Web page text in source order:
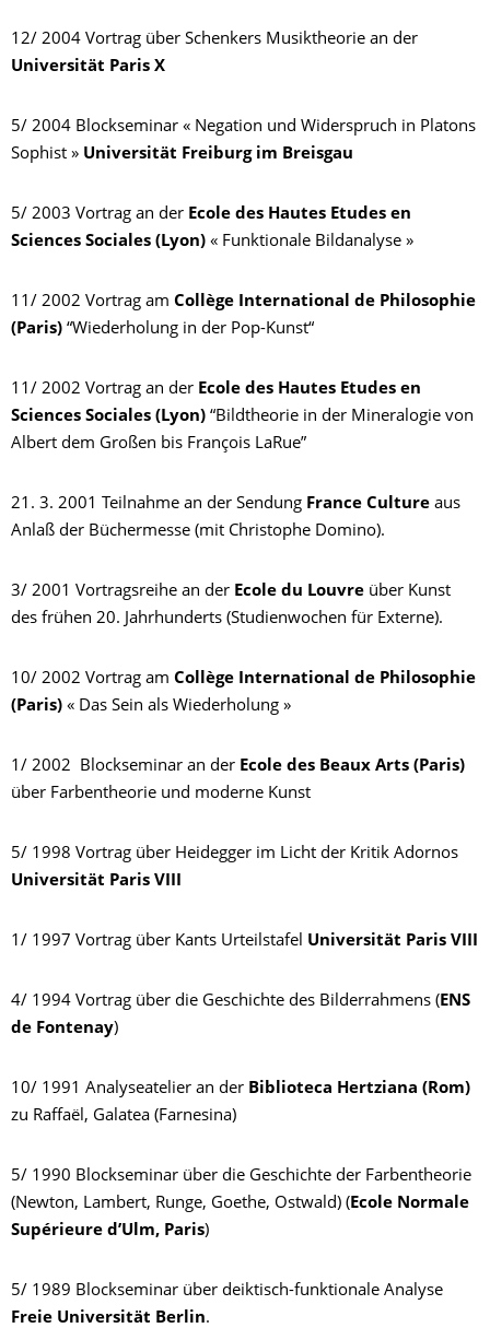
12/ 2004 Vortrag über Schenkers Musiktheorie an der
Universität Paris X
5/ 2004 Blockseminar « Negation und Widerspruch in Platons
Sophist » Universität Freiburg im Breisgau
5/ 2003 Vortrag an der Ecole des Hautes Etudes en
Sciences Sociales (Lyon) « Funktionale Bildanalyse »
11/ 2002 Vortrag am Collège International de Philosophie
(Paris) “Wiederholung in der Pop-Kunst“
11/ 2002 Vortrag an der Ecole des Hautes Etudes en
Sciences Sociales (Lyon) “Bildtheorie in der Mineralogie von
Albert dem Großen bis François LaRue”
21. 3. 2001 Teilnahme an der Sendung France Culture aus
Anlaß der Büchermesse (mit Christophe Domino).
3/ 2001 Vortragsreihe an der Ecole du Louvre über Kunst
des frühen 20. Jahrhunderts (Studienwochen für Externe).
10/ 2002 Vortrag am Collège International de Philosophie
(Paris) « Das Sein als Wiederholung »
1/ 2002 Blockseminar an der Ecole des Beaux Arts (Paris)
über Farbentheorie und moderne Kunst
5/ 1998 Vortrag über Heidegger im Licht der Kritik Adornos
Universität Paris VIII
1/ 1997 Vortrag über Kants Urteilstafel Universität Paris VIII
4/ 1994 Vortrag über die Geschichte des Bilderrahmens (ENS
de Fontenay)
10/ 1991 Analyseatelier an der Biblioteca Hertziana (Rom)
zu Raffaël, Galatea (Farnesina)
5/ 1990 Blockseminar über die Geschichte der Farbentheorie
(Newton, Lambert, Runge, Goethe, Ostwald) (Ecole Normale
Supérieure d’Ulm, Paris)
5/ 1989 Blockseminar über deiktisch-funktionale Analyse
Freie Universität Berlin.